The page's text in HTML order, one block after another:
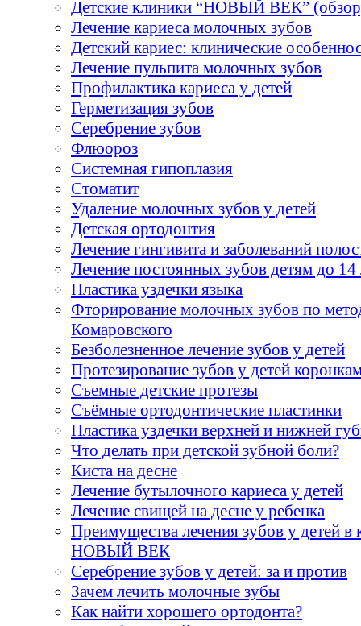
Детские клиники “НОВЫЙ ВЕК”
Лечение кариеса молочных зубов
Детский кариес: клинические
Лечение пульпита молочных зубов
Профилактика кариеса у детей
Герметизация зубов
Серебрение зубов
Флюороз
Системная гипоплазия
Стоматит
Удаление молочных зубов у детей
Детская ортодонтия
Лечение гингивита и заболеваний
Лечение постоянных зубов детям до 14
Пластика уздечки языка
Фторирование молочных зубов по
Комаровского
Безболезненное лечение зубов у детей
Протезирование зубов у детей
Съемные детские протезы
Cъёмные ортодонтические пластинки
Пластика уздечки верхней и нижней
Что делать при детской зубной боли?
Киста на десне
Лечение бутылочного кариеса у детей
Лечение свищей на десне у ребенка
Преимущества лечения зубов у детей в
НОВЫЙ ВЕК
Серебрение зубов у детей: за и против
Зачем лечить молочные зубы
Как найти хорошего ортодонта?